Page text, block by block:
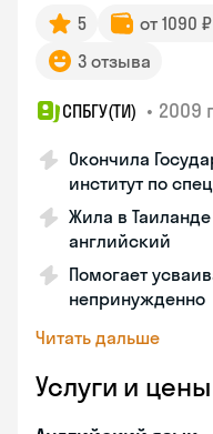
5 от 1090
3 отзыва
СПБГУ(ТИ) • 2009
Окончила
институт по
Жила в
английский
Помогает
непринужденно
Читать дальше
Услуги и цены